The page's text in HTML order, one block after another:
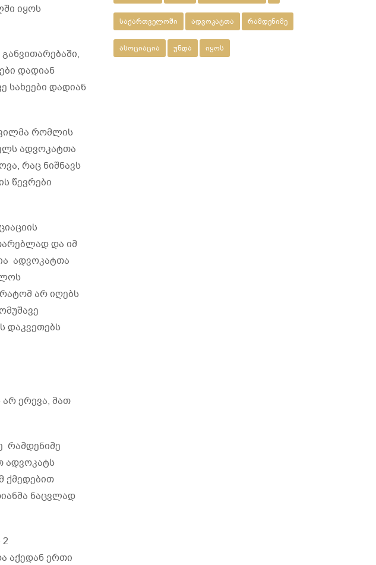
იყოს
დადიან
სახეები დადიან
რომლის
ადვოკატთა
რაც ნიშნავს
წევრები
და იმ
ადვოკატთა
არ იღებს
დაკვეთებს
არ ერევა, მათ
რამდენიმე
ადვოკატს
ქმედებით
ნაცვლად
აქედან ერთი
საქართველოში ადვოკატთა რამდენიმე
ასოციაცია უნდა იყოს